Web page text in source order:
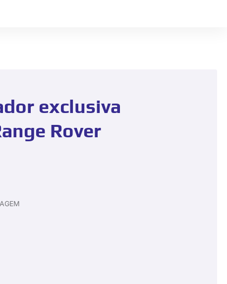
exclusiva
Rover